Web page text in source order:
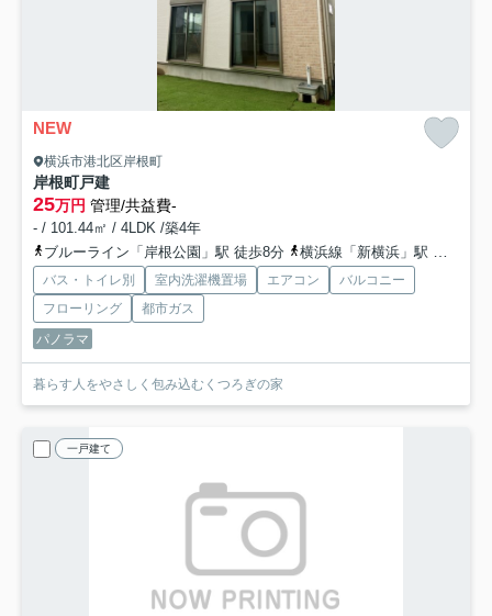
NEW
横浜市港北区岸根町
岸根町戸建
25万円 管理/共益費-
- / 101.44㎡ / 4LDK /築4年
ブルーライン「岸根公園」駅 徒歩8分
横浜線「新横浜」駅 徒歩12分
バス・トイレ別 室内洗濯機置場 エアコン
バルコニー
フローリング
都市ガス
パノラマ
暮らす人をやさしく包み込むくつろぎの家
一戸建て